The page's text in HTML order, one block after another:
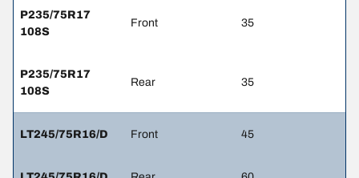
P235/75R17
108S
Front 35
P235/75R17
108S
Rear 35
LT245/75R16/D Front 45